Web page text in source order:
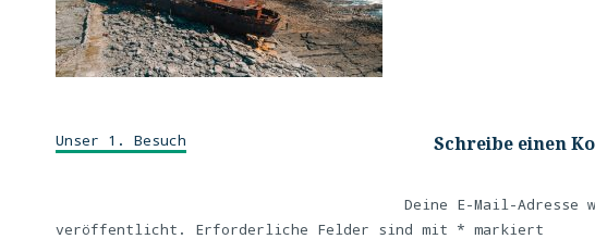
Unser 1. Besuch Schreibe einen
Deine E-Mail-Adresse
veröffentlicht.
Erforderliche Felder sind mit * markiert